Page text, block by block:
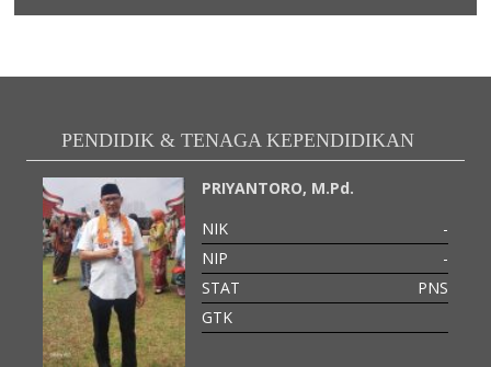
PENDIDIK & TENAGA KEPENDIDIKAN
PRIYANTORO, M.Pd.
NIK
-
NIP
-
STAT
PNS
GTK